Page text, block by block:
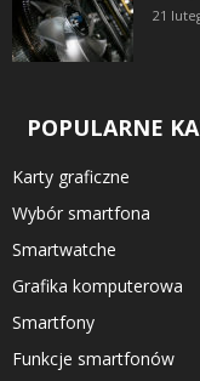
21
POPULARNE
Karty graficzne
Wybór smartfona
Smartwatche
Grafika komputerowa
Smartfony
Funkcje smartfonów